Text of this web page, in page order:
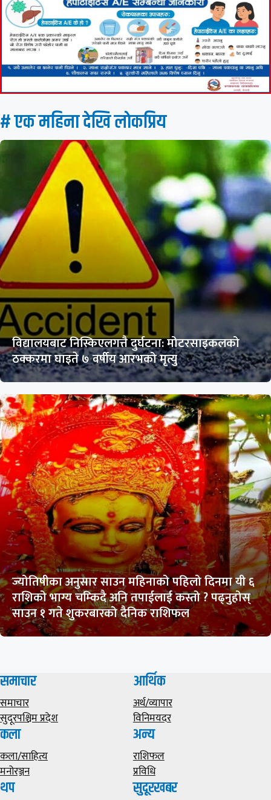
# एक महिना देखि लाेकप्रिय
विद्यालयबाट निस्किएलगत्तै दुर्घटना: मोटरसाइकलको
ठक्करमा घाइते ७ वर्षीय आरभको मृत्यु
ज्योतिषीका अनुसार साउन महिनाको पहिलो दिनमा यी ६
राशिको भाग्य चम्किदै अनि तपाईलाई कस्तो ? पढ्नुहोस्
साउन १ गते शुकरबारको दैनिक राशिफल
समाचार
समाचार
सुदूरपश्चिम प्रदेश
आर्थिक
अर्थ/व्यापार
विनिमयदर
कला
कला/साहित्य
मनोरञ्जन
अन्य
राशिफल
प्रविधि
थप सुदूरखबर